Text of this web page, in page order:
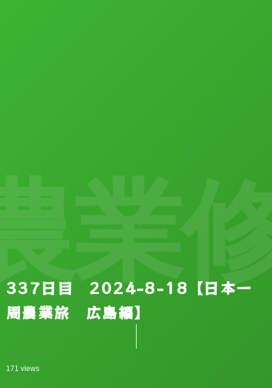
337日目 2024-8-18【日本一
周農業旅 広島編】
171 views